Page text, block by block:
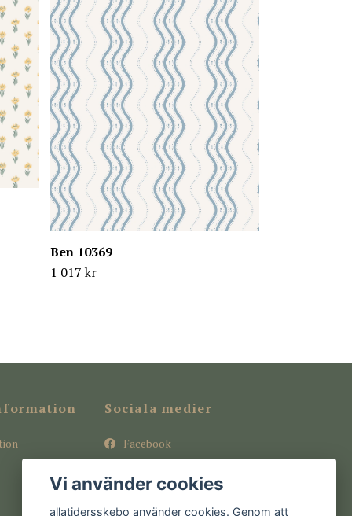
Ben 10369
1 017 kr
Sociala medier
Facebook
Pinterest
Vi använder cookies
allatidersskebo använder cookies. Genom att